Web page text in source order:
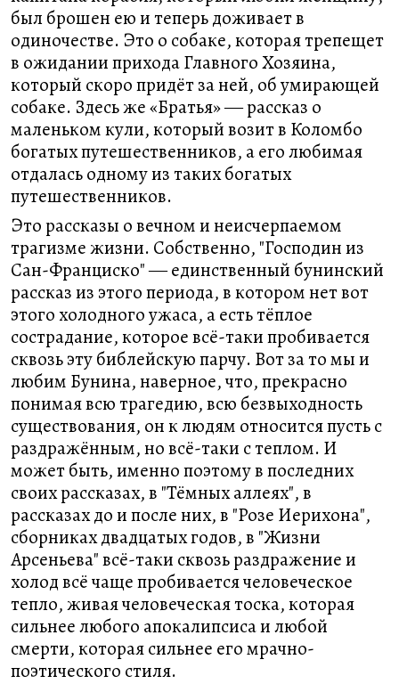
был брошен ею и теперь доживает в
одиночестве. Это о собаке, которая трепещет
в ожидании прихода Главного Хозяина,
который скоро придёт за ней, об умирающей
собаке. Здесь же «Братья» ― рассказ о
маленьком кули, который возит в Коломбо
богатых путешественников, а его любимая
отдалась одному из таких богатых
путешественников.
Это рассказы о вечном и неисчерпаемом
трагизме жизни. Собственно, "Господин из
Сан-Франциско" ― единственный бунинский
рассказ из этого периода, в котором нет вот
этого холодного ужаса, а есть тёплое
сострадание, которое всё-таки пробивается
сквозь эту библейскую парчу. Вот за то мы и
любим Бунина, наверное, что, прекрасно
понимая всю трагедию, всю безвыходность
существования, он к людям относится пусть с
раздражённым, но всё-таки с теплом. И
может быть, именно поэтому в последних
своих рассказах, в "Тёмных аллеях", в
рассказах до и после них, в "Розе Иерихона",
сборниках двадцатых годов, в "Жизни
Арсеньева" всё-таки сквозь раздражение и
холод всё чаще пробивается человеческое
тепло, живая человеческая тоска, которая
сильнее любого апокалипсиса и любой
смерти, которая сильнее его мрачно-
поэтического стиля.